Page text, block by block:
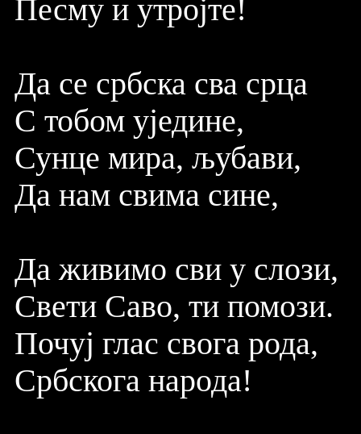
Песму и утројте!
Да се србска сва срца
С тобом уједине,
Сунце мира, љубави,
Да нам свима сине,
Да живимо сви у слози,
Свети Саво, ти помози.
Почуј глас свогa рода,
Србскога народа!